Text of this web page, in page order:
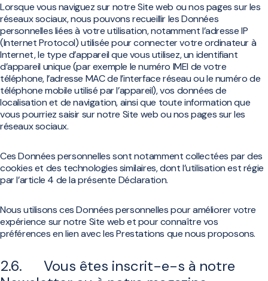
Lorsque vous naviguez sur notre Site web ou nos pages sur les
réseaux sociaux, nous pouvons recueillir les Données
personnelles liées à votre utilisation, notamment l’adresse IP
(Internet Protocol) utilisée pour connecter votre ordinateur à
Internet, le type d’appareil que vous utilisez, un identifiant
d’appareil unique (par exemple le numéro IMEI de votre
téléphone, l’adresse MAC de l’interface réseau ou le numéro de
téléphone mobile utilisé par l’appareil), vos données de
localisation et de navigation, ainsi que toute information que
vous pourriez saisir sur notre Site web ou nos pages sur les
réseaux sociaux.
Ces Données personnelles sont notamment collectées par des
cookies et des technologies similaires, dont l’utilisation est régie
par l’article 4 de la présente Déclaration.
Nous utilisons ces Données personnelles pour améliorer votre
expérience sur notre Site web et pour connaître vos
préférences en lien avec les Prestations que nous proposons.
2.6. Vous êtes inscrit-e-s à notre